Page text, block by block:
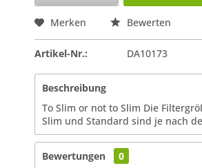
Merken Bewerten
Artikel-Nr.: DA10173
Beschreibung
To Slim or not to Slim Die
Slim und Standard sind je nach
Bewertungen
0